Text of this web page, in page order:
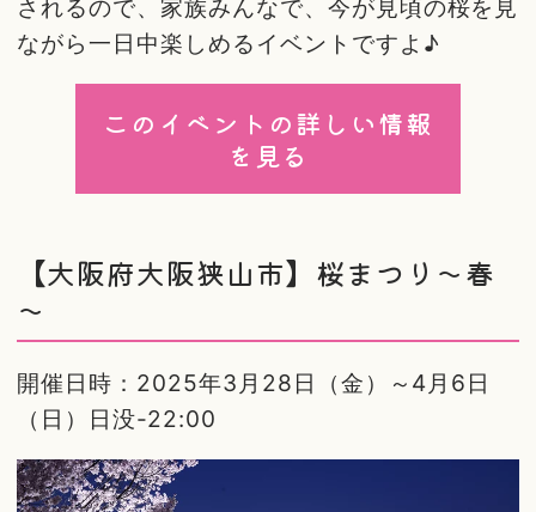
されるので、家族みんなで、今が見頃の桜を見
ながら一日中楽しめるイベントですよ♪
このイベントの詳しい情報
を見る
【大阪府大阪狭山市】桜まつり～春
～
開催日時：2025年3月28日（金）～4月6日
（日）日没-22:00